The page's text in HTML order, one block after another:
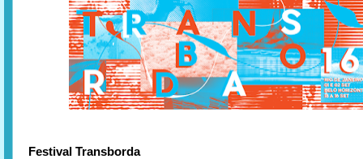
Festival Transborda